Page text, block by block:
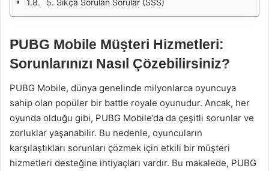
5. Sıkça Sorulan Sorular (SSS)
PUBG Mobile Müşteri Hizmetleri:
Sorunlarınızı Nasıl Çözebilirsiniz?
PUBG Mobile, dünya genelinde milyonlarca oyuncuya
sahip olan popüler bir battle royale oyunudur. Ancak, her
oyunda olduğu gibi, PUBG Mobile’da da çeşitli sorunlar ve
zorluklar yaşanabilir. Bu nedenle, oyuncuların
karşılaştıkları sorunları çözmek için etkili bir müşteri
hizmetleri desteğine ihtiyaçları vardır. Bu makalede, PUBG